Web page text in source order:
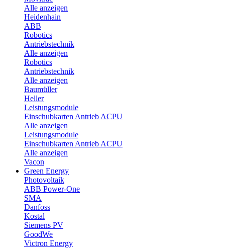
Alle anzeigen
Heidenhain
ABB
Robotics
Antriebstechnik
Alle anzeigen
Robotics
Antriebstechnik
Alle anzeigen
Baumüller
Heller
Leistungsmodule
Einschubkarten Antrieb ACPU
Alle anzeigen
Leistungsmodule
Einschubkarten Antrieb ACPU
Alle anzeigen
Vacon
Green Energy
Photovoltaik
ABB Power-One
SMA
Danfoss
Kostal
Siemens PV
GoodWe
Victron Energy